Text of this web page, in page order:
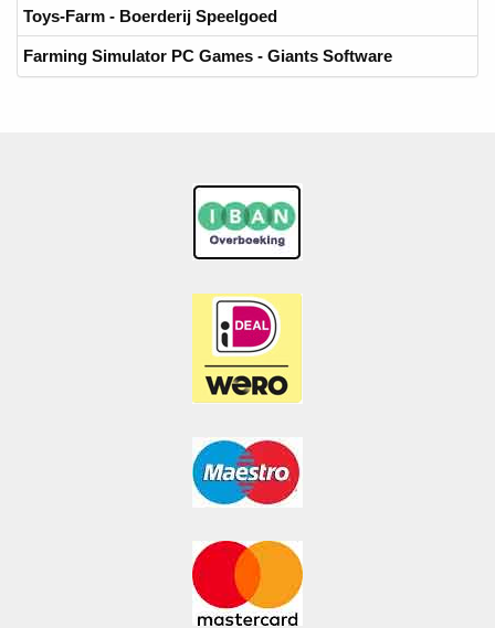
Toys-Farm - Boerderij Speelgoed
Farming Simulator PC Games - Giants Software